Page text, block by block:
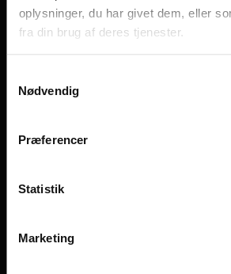
oplysninger, du har givet dem, eller
fra din brug af deres tjenester.
Nødvendig
Præferencer
Statistik
Marketing